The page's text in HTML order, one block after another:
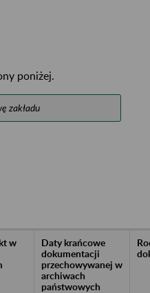
poniżej.
w
Daty krańcowe
dokumentacji
przechowywanej w
archiwach
państwowych